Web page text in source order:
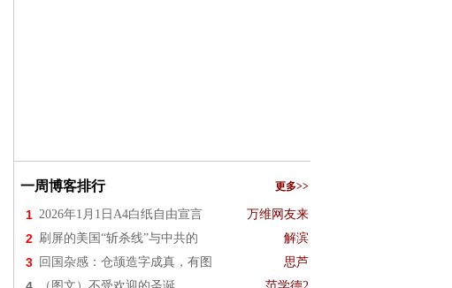
一周博客排行 更多>>
1 2026年1月1日A4白纸自由宣言 万维网友来
2 刷屏的美国“斩杀线”与中共的 解滨
3 回国杂感：仓颉造字成真，有图 思芦